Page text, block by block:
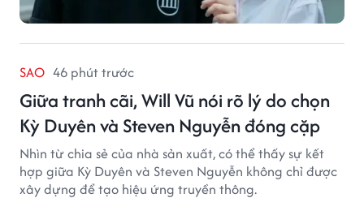
SAO 46 phút trước
Giữa tranh cãi, Will Vũ nói rõ lý do chọn
Kỳ Duyên và Steven Nguyễn đóng cặp
Nhìn từ chia sẻ của nhà sản xuất, có thể thấy sự kết
hợp giữa Kỳ Duyên và Steven Nguyễn không chỉ được
xây dựng để tạo hiệu ứng truyền thông.